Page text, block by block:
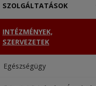
SZOLGÁLTATÁSOK
INTÉZMÉNYEK,
SZERVEZETEK
Egészségügy